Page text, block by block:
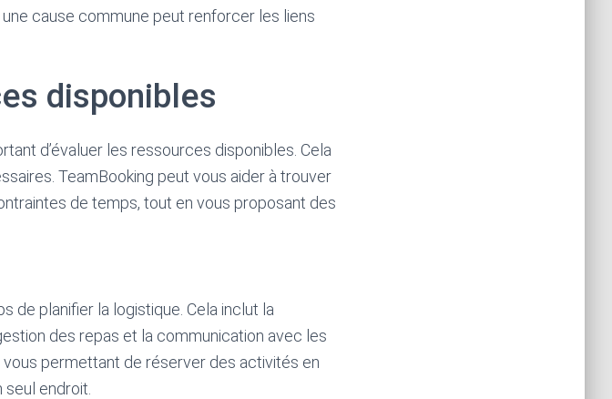
cause commune peut renforcer les liens
disponibles
d’évaluer les ressources disponibles. Cela
TeamBooking peut vous aider à trouver
de temps, tout en vous proposant des
de planifier la logistique. Cela inclut la
des repas et la communication avec les
permettant de réserver des activités en
endroit.